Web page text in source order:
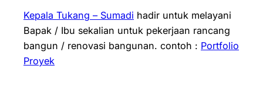
Kepala Tukang – Sumadi hadir untuk melayani
Bapak / Ibu sekalian untuk pekerjaan rancang
bangun / renovasi bangunan. contoh : Portfolio
Proyek